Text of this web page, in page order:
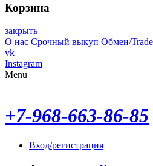
Корзина
закрыть
О нас Срочный выкуп Обмен/
vk
Instagram
Menu
+7-968-663-86-85
Вход/регистрация